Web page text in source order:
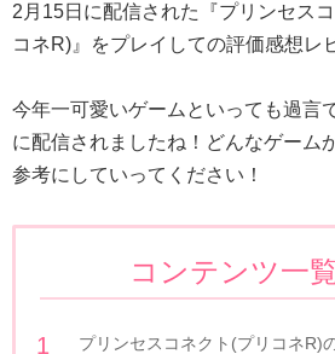
2月15日に配信された『プリンセス
コネR)』をプレイしての評価感想レ
今年一可愛いゲームといっても過言
に配信されましたね！どんなゲーム
参考にしていってください！
コンテンツ一
プリンセスコネクト(プリコネR)